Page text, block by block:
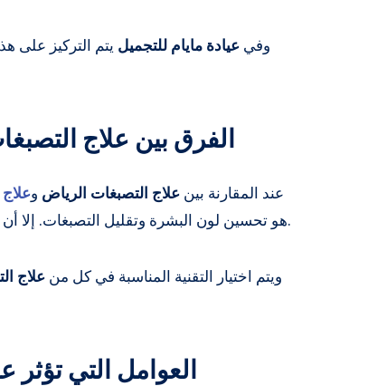
وفي عيادة مايام للتجميل يتم التركيز على
الفرق بين علاج
عند المقارنة بين علاج التصبغات الرياض و
هو تحسين لون البشرة وتقليل التصبغات. إلا أن طريقة العلاج تعتمد على حالة البشرة ودرجة التصبغ.
ويتم اختيار التقنية المناسبة في كل من علاج
العوامل التي تؤثر